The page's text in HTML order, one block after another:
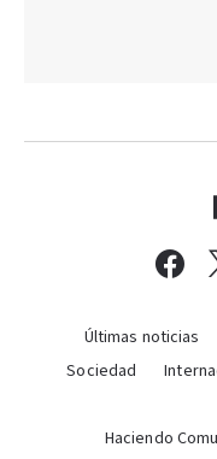
Últimas noticias
Sociedad
Haciendo